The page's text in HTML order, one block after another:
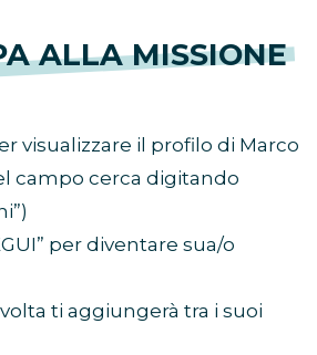
ALLA MISSIONE
visualizzare il profilo di Marco
campo cerca digitando
per diventare sua/o
ti aggiungerà tra i suoi